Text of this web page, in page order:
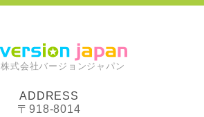
株式会社バージョンジャパン
ADDRESS
〒918-8014